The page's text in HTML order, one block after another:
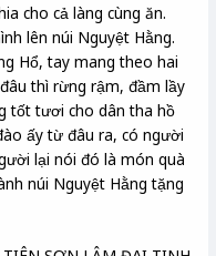
cho cả làng cùng ăn.
lên núi Nguyệt Hằng.
Hổ, tay mang theo hai
thì rừng rậm, đầm lầy
tốt tươi cho dân tha hồ
ấy từ đâu ra, có người
lại nói đó là món quà
núi Nguyệt Hằng tặng